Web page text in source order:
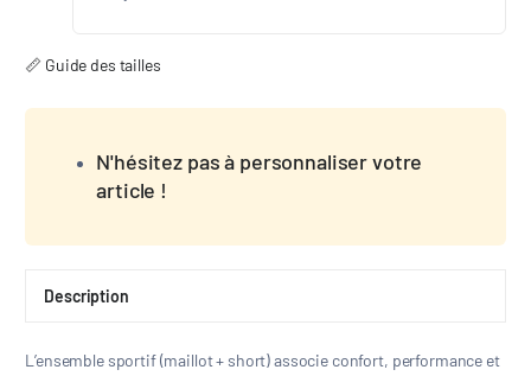
📏 Guide des tailles
N'hésitez pas à personnaliser votre
article !
Description
L’ensemble sportif (maillot + short) associe confort, performance et